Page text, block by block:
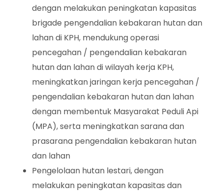
dengan melakukan peningkatan kapasitas
brigade pengendalian kebakaran hutan dan
lahan di KPH, mendukung operasi
pencegahan / pengendalian kebakaran
hutan dan lahan di wilayah kerja KPH,
meningkatkan jaringan kerja pencegahan /
pengendalian kebakaran hutan dan lahan
dengan membentuk Masyarakat Peduli Api
(MPA), serta meningkatkan sarana dan
prasarana pengendalian kebakaran hutan
dan lahan
Pengelolaan hutan lestari, dengan
melakukan peningkatan kapasitas dan